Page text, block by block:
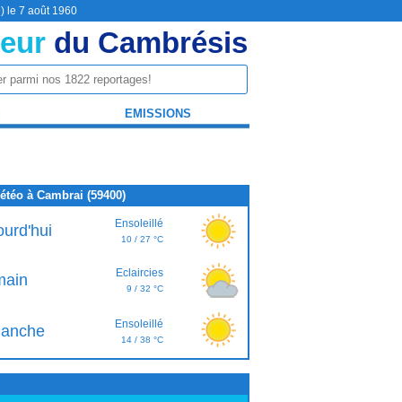
le 7 août 1960
du Cambrésis
EMISSIONS
à Cambrai (59400)
Ensoleillé
10 / 27 °C
Eclaircies
9 / 32 °C
Ensoleillé
14 / 38 °C